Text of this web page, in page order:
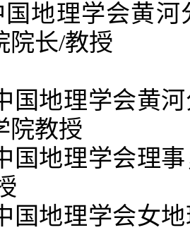
地理学会黄河
院长/教授
国地理学会黄
院教授
国地理学会理
国地理学会女